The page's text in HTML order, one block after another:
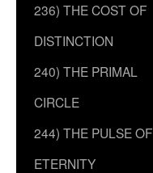
236) THE COST OF
DISTINCTION
240) THE PRIMAL
CIRCLE
244) THE PULSE OF
ETERNITY